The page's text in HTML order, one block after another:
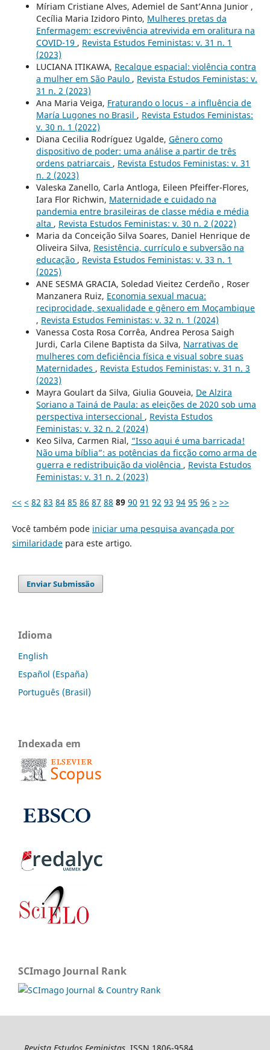
Míriam Cristiane Alves, Ademiel de Sant’Anna Junior ,
Cecília Maria Izidoro Pinto, Mulheres pretas da
Enfermagem: escrevivência atrevivida em oralitura na
COVID-19 , Revista Estudos Feministas: v. 31 n. 1
(2023)
LUCIANA ITIKAWA, Recalque espacial: violência contra
a mulher em São Paulo , Revista Estudos Feministas: v.
31 n. 2 (2023)
Ana Maria Veiga, Fraturando o locus - a influência de
María Lugones no Brasil , Revista Estudos Feministas:
v. 30 n. 1 (2022)
Diana Cecilia Rodríguez Ugalde, Gênero como
dispositivo de poder: uma análise a partir de três
ordens patriarcais , Revista Estudos Feministas: v. 31
n. 2 (2023)
Valeska Zanello, Carla Antloga, Eileen Pfeiffer-Flores,
Iara Flor Richwin, Maternidade e cuidado na
pandemia entre brasileiras de classe média e média
alta , Revista Estudos Feministas: v. 30 n. 2 (2022)
Maria da Conceição Silva Soares, Daniel Henrique de
Oliveira Silva, Resistência, currículo e subversão na
educação , Revista Estudos Feministas: v. 33 n. 1
(2025)
ANE SESMA GRACIA, Soledad Vieitez Cerdeño , Roser
Manzanera Ruiz, Economia sexual macua:
reciprocidade, sexualidade e gênero em Moçambique
, Revista Estudos Feministas: v. 32 n. 1 (2024)
Vanessa Costa Rosa Corrêa, Andrea Perosa Saigh
Jurdi, Carla Cilene Baptista da Silva, Narrativas de
mulheres com deficiência física e visual sobre suas
Maternidades , Revista Estudos Feministas: v. 31 n. 3
(2023)
Mayra Goulart da Silva, Giulia Gouveia, De Alzira
Soriano a Tainá de Paula: as eleições de 2020 sob uma
perspectiva interseccional , Revista Estudos
Feministas: v. 32 n. 2 (2024)
Keo Silva, Carmen Rial, “Isso aqui é uma barricada!
Não uma bíblia”: as potências da ficção como arma de
guerra e redistribuição da violência , Revista Estudos
Feministas: v. 31 n. 2 (2023)
<< < 82 83 84 85 86 87 88 89 90 91 92 93 94 95 96 > >>
Você também pode iniciar uma pesquisa avançada por
similaridadepara este artigo.
Enviar Submissão
Idioma
English
Español (España)
Português (Brasil)
Indexada em
SCImago Journal Rank